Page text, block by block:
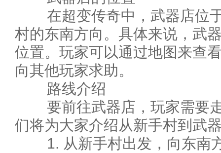
在超变传奇中，武器店位
村的东南方向。具体来说，武
位置。玩家可以通过地图来查
向其他玩家求助。
路线介绍
要前往武器店，玩家需要
们将为大家介绍从新手村到武
1. 从新手村出发，向东南